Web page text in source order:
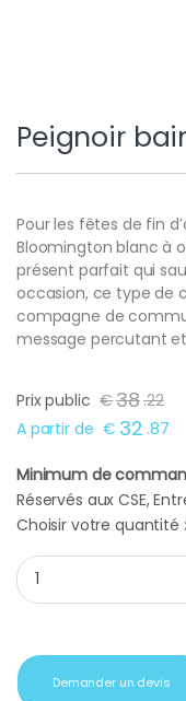
Peignoir
Pour les fêtes de fin
Bloomington blanc à
présent parfait qui
occasion, ce type de
compagne de
message percutant
Prix public €38.22
A partir de € 32 .87
Minimum de
Réservés aux CSE,
Choisir votre quantité :
Peignoir bain
Demander un devis